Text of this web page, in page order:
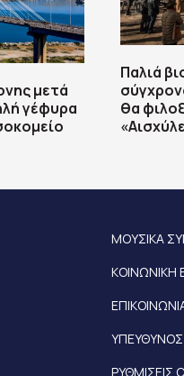
μετά
γέφυρα
Παλιά
θα
ΜΟΥΣΙΚΑ
ΚΟΙΝΩΝΙΚΗ
ΡΥΘΜΙΣΕΙΣ